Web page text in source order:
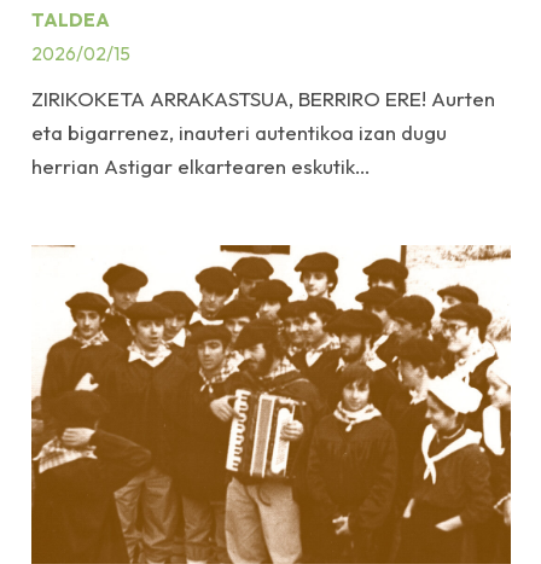
TALDEA
2026/02/15
ZIRIKOKETA ARRAKASTSUA, BERRIRO ERE! Aurten
eta bigarrenez, inauteri autentikoa izan dugu
herrian Astigar elkartearen eskutik…